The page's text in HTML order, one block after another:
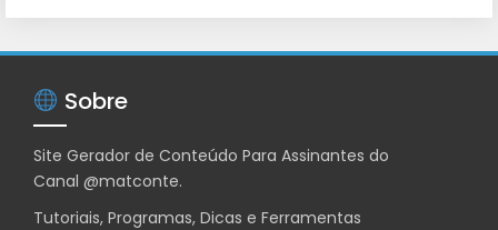
Sobre
Site Gerador de Conteúdo Para Assinantes do
Canal @matconte.
Tutoriais, Programas, Dicas e Ferramentas